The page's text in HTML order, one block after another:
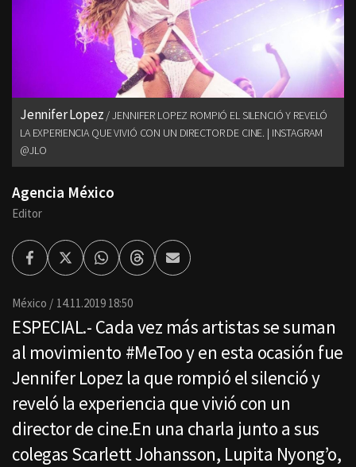
Jennifer Lopez
JENNIFER LOPEZ ROMPIÓ EL SILENCIÓ Y REVELÓ
LA EXPERIENCIA QUE VIVIÓ CON UN DIRECTOR DE CINE. | INSTAGRAM
@JLO
Agencia México
Editor
FacebookTwitterWhatsappThreadsEnviar
por
México 14.11.2019 18:50
ESPECIAL.- Cada vez más artistas se suman
al movimiento #MeToo y en esta ocasión fue
Jennifer Lopez la que rompió el silenció y
reveló la experiencia que vivió con un
director de cine.En una charla junto a sus
colegas Scarlett Johansson, Lupita Nyong’o,